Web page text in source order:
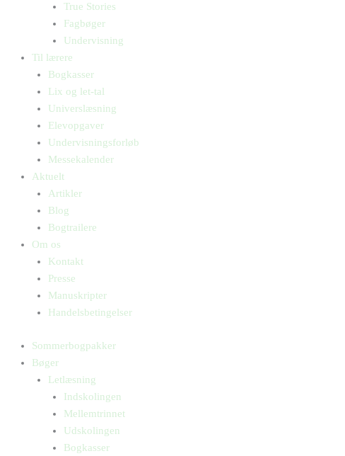
True Stories
Fagbøger
Undervisning
Til lærere
Bogkasser
Lix og let-tal
Universlæsning
Elevopgaver
Undervisningsforløb
Messekalender
Aktuelt
Artikler
Blog
Bogtrailere
Om os
Kontakt
Presse
Manuskripter
Handelsbetingelser
Sommerbogpakker
Bøger
Letlæsning
Indskolingen
Mellemtrinnet
Udskolingen
Bogkasser